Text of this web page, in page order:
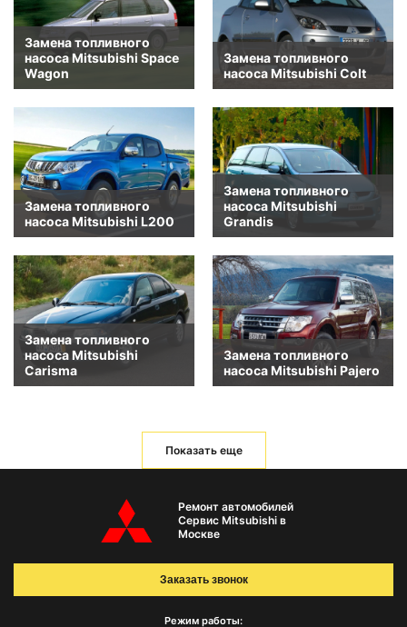
Замена топливного
насоса Mitsubishi Space
Wagon
Замена топливного
насоса Mitsubishi Colt
Замена топливного
насоса Mitsubishi L200
Замена топливного
насоса Mitsubishi
Grandis
Замена топливного
насоса Mitsubishi
Carisma
Замена топливного
насоса Mitsubishi Pajero
Показать еще
Ремонт автомобилей
Сервис Mitsubishi в
Москве
Режим работы:
Заказать звонок